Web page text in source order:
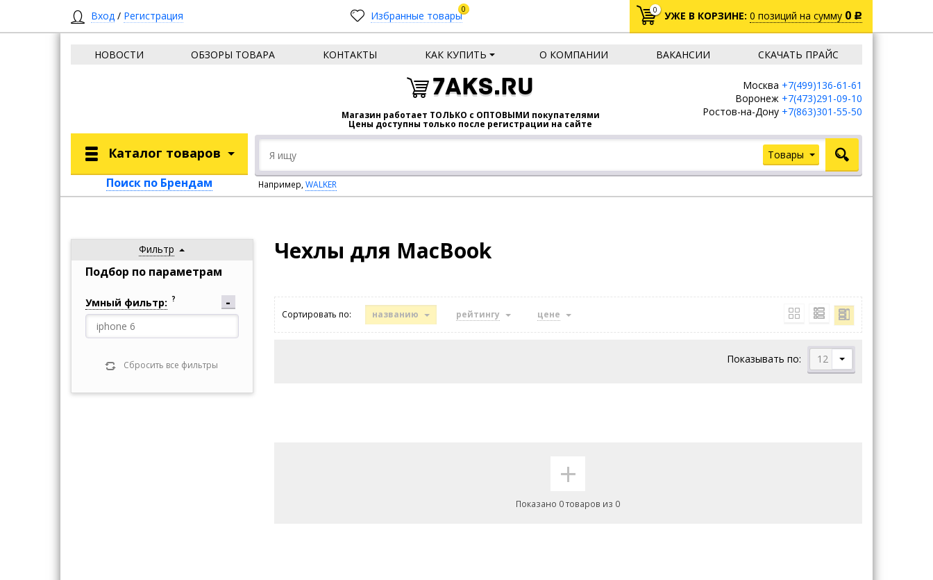
Вход / Регистрация Избранные товары0 0 УЖЕ В КОРЗИНЕ: 0 позиций на сумму 0 Р
НОВОСТИ ОБЗОРЫ ТОВАРА КОНТАКТЫ КАК КУПИТЬ О КОМПАНИИ ВАКАНСИИ СКАЧАТЬ ПРАЙС
7AKS.RU
Магазин работает ТОЛЬКО с ОПТОВЫМИ покупателями
Цены доступны только после регистрации на сайте
Москва +7(499)136-61-61
Воронеж +7(473)291-09-10
Ростов-на-Дону +7(863)301-55-50
Товары
Например,WALKER
Каталог товаров
Поиск по Брендам
Фильтр
Подбор по параметрам
Умный фильтр: ?
Сбросить все фильтры
Чехлы для MacBook
Сортировать по: названию рейтингу цене
Показывать по: 12
+
Показано 0 товаров из 0